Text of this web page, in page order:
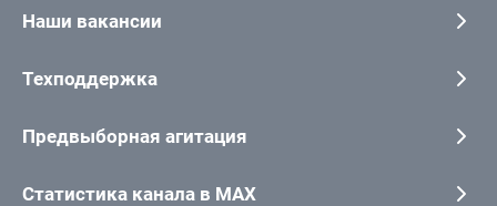
Наши вакансии
Техподдержка
Предвыборная агитация
Статистика канала в MAX